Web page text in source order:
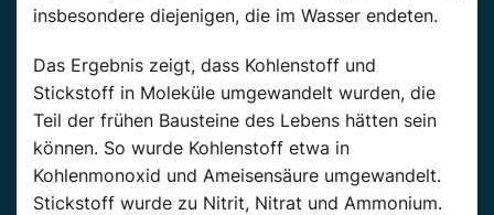
insbesondere diejenigen, die im Wasser endeten.
Das Ergebnis zeigt, dass Kohlenstoff und
Stickstoff in Moleküle umgewandelt wurden, die
Teil der frühen Bausteine des Lebens hätten sein
können. So wurde Kohlenstoff etwa in
Kohlenmonoxid und Ameisensäure umgewandelt.
Stickstoff wurde zu Nitrit, Nitrat und Ammonium.